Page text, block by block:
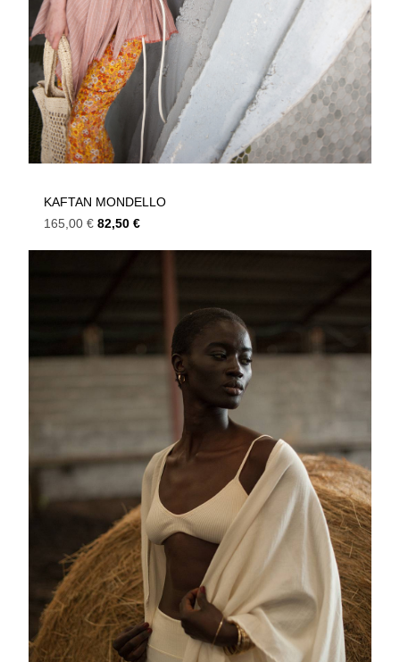
KAFTAN MONDELLO
165,00€ 82,50€